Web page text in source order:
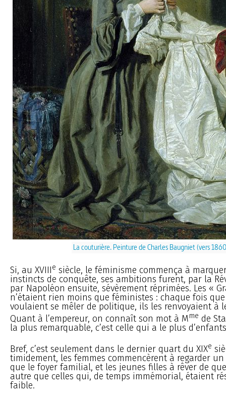
La couturière. Peinture de Charles Baugniet (vers
Si, au XVIIIe siècle, le féminisme commença à
instincts de conquête, ses ambitions furent, par la
par Napoléon ensuite, sévèrement réprimées. Les «
n’étaient rien moins que féministes : chaque fois
voulaient se mêler de politique, ils les renvoyaient à
Quant à l’empereur, on connaît son mot à Mme de
la plus remarquable, c’est celle qui a le plus
Bref, c’est seulement dans le dernier quart du XIXe
timidement, les femmes commencèrent à regarder
que le foyer familial, et les jeunes filles à rêver de
autre que celles qui, de temps immémorial, étaient
faible.